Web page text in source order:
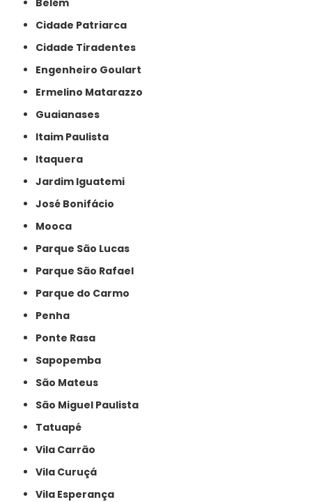
Cidade Patriarca
Cidade Tiradentes
Engenheiro Goulart
Ermelino Matarazzo
Guaianases
Itaim Paulista
Itaquera
Jardim Iguatemi
José Bonifácio
Mooca
Parque São Lucas
Parque São Rafael
Parque do Carmo
Penha
Ponte Rasa
Sapopemba
São Mateus
São Miguel Paulista
Tatuapé
Vila Carrão
Vila Curuçá
Vila Esperança